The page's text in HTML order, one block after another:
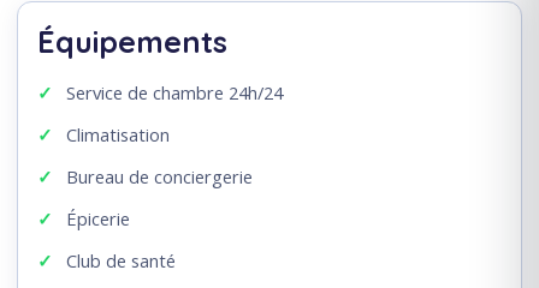
Équipements
Service de chambre 24h/24
Climatisation
Bureau de conciergerie
Épicerie
Club de santé